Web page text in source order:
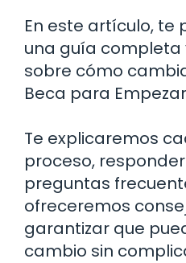
En este artículo,
una guía completa
sobre cómo
Beca para
Te explicaremos
proceso,
preguntas
ofreceremos
garantizar que
cambio sin